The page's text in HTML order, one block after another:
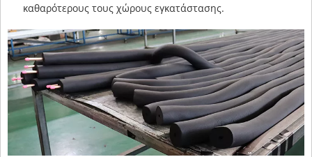
καθαρότερους τους χώρους εγκατάστασης.